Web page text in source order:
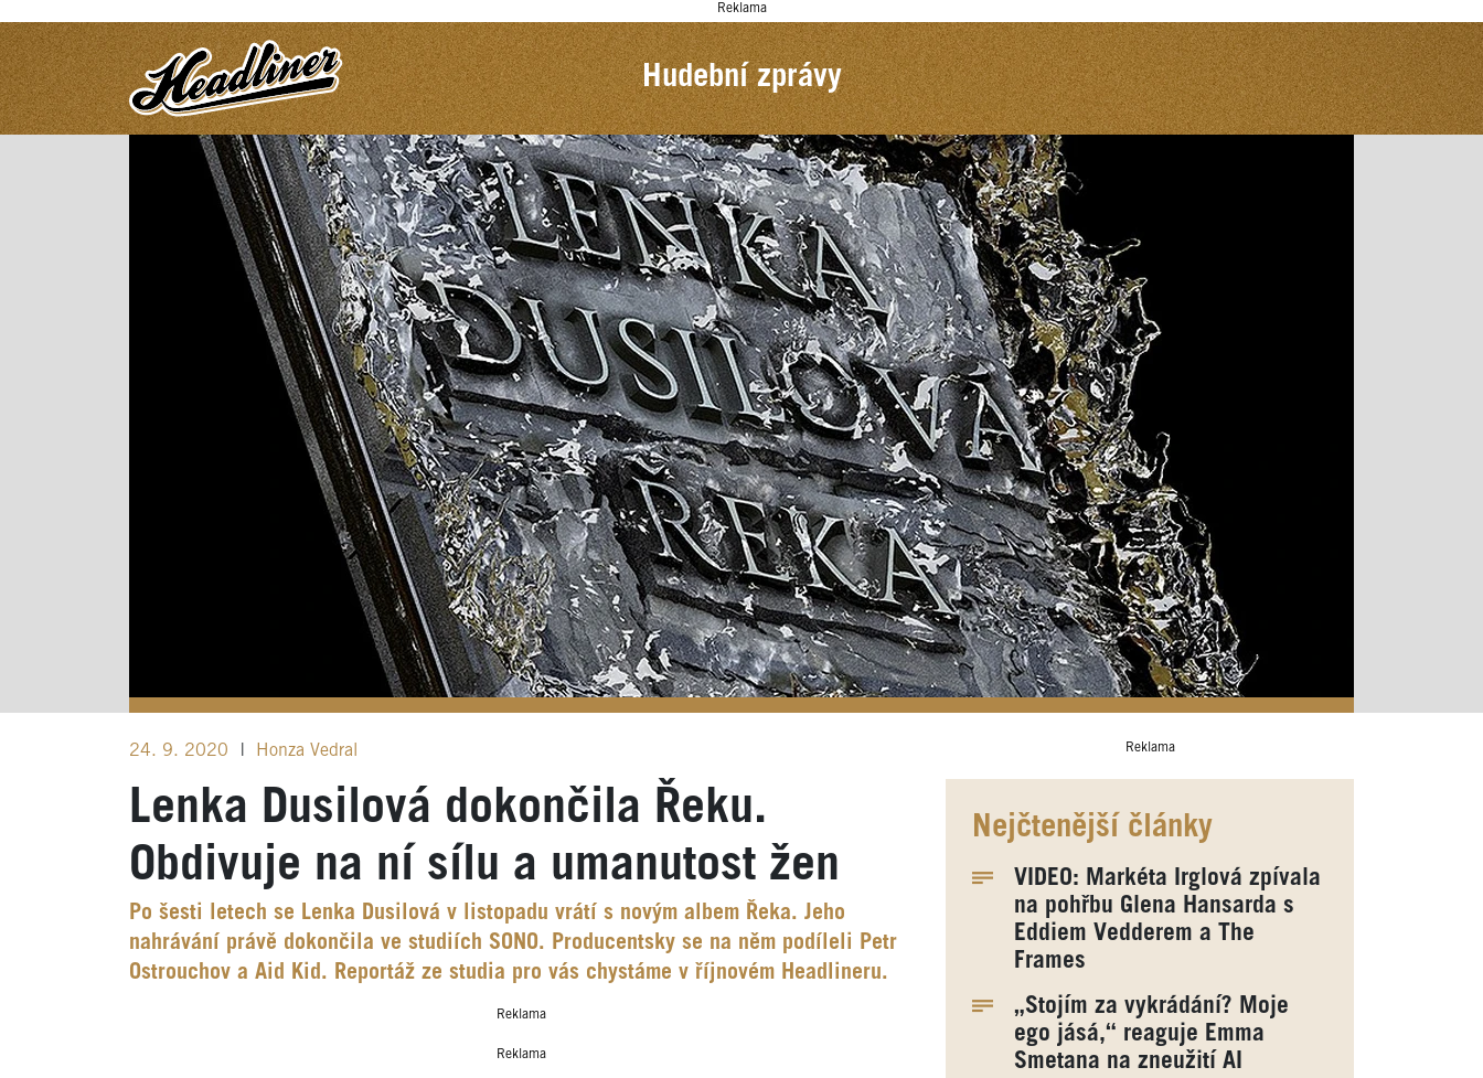
Reklama
Hudební zprávy
24. 9. 2020 Honza Vedral
Lenka Dusilová dokončila Řeku.
Obdivuje na ní sílu a umanutost žen
Po šesti letech se Lenka Dusilová v listopadu vrátí s novým albem Řeka. Jeho
nahrávání právě dokončila ve studiích SONO. Producentsky se na něm podíleli Petr
Ostrouchov a Aid Kid. Reportáž ze studia pro vás chystáme v říjnovém Headlineru.
Reklama
Reklama
Reklama
Nejčtenější články
VIDEO: Markéta Irglová zpívala
na pohřbu Glena Hansarda s
Eddiem Vedderem a The
Frames
„Stojím za vykrádání? Moje
ego jásá,“ reaguje Emma
Smetana na zneužití AI